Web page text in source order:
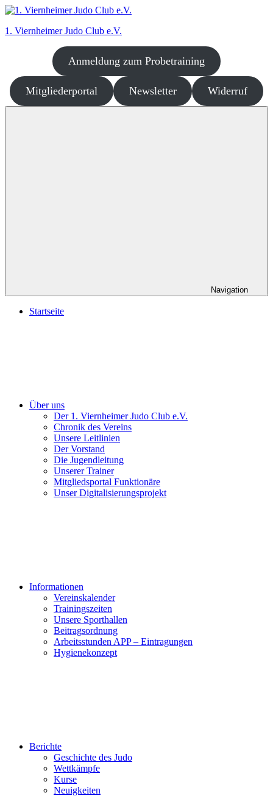
Zum
springen
1. Viernheimer Judo Club e.V.
dort
wo
es
Anmeldung zum Probetraining
Mitgliederportal Newsletter Widerruf
Navigation
Startseite
Über uns
Der 1. Viernheimer Judo Club e.V.
Chronik des Vereins
Unsere Leitlinien
Der Vorstand
Die Jugendleitung
Unserer Trainer
Mitgliedsportal Funktionäre
Unser Digitalisierungsprojekt
Informationen
Vereinskalender
Trainingszeiten
Unsere Sporthallen
Beitragsordnung
Arbeitsstunden APP – Eintragungen
Hygienekonzept
Berichte
Geschichte des Judo
Wettkämpfe
Kurse
Neuigkeiten